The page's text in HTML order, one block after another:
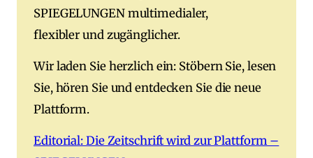
SPIEGELUNGEN multimedialer,
flexibler und zugänglicher.
Wir laden Sie herzlich ein: Stöbern Sie, lesen
Sie, hören Sie und entdecken Sie die neue
Plattform.
Editorial: Die Zeitschrift wird zur Plattform –